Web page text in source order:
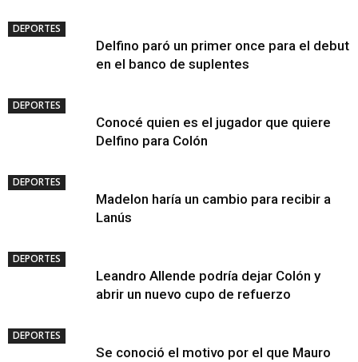
DEPORTES
Delfino paró un primer once para el debut
en el banco de suplentes
DEPORTES
Conocé quien es el jugador que quiere
Delfino para Colón
DEPORTES
Madelon haría un cambio para recibir a
Lanús
DEPORTES
Leandro Allende podría dejar Colón y
abrir un nuevo cupo de refuerzo
DEPORTES
Se conoció el motivo por el que Mauro